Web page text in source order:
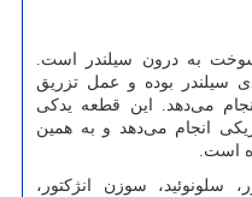
به درون سیلندر است.
سیلندر بوده و عمل تزریق
می‌دهد. این قطعه یدکی
انجام می‌دهد و به همین
است.
سلونوئید، سوزن انژکتور،